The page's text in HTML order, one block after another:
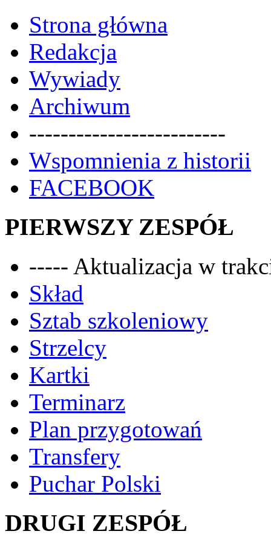
Strona główna
Redakcja
Wywiady
Archiwum
-------------------------
Wspomnienia z historii
FACEBOOK
PIERWSZY ZESPÓŁ
----- Aktualizacja w
Skład
Sztab szkoleniowy
Strzelcy
Kartki
Terminarz
Plan przygotowań
Transfery
Puchar Polski
DRUGI ZESPÓŁ